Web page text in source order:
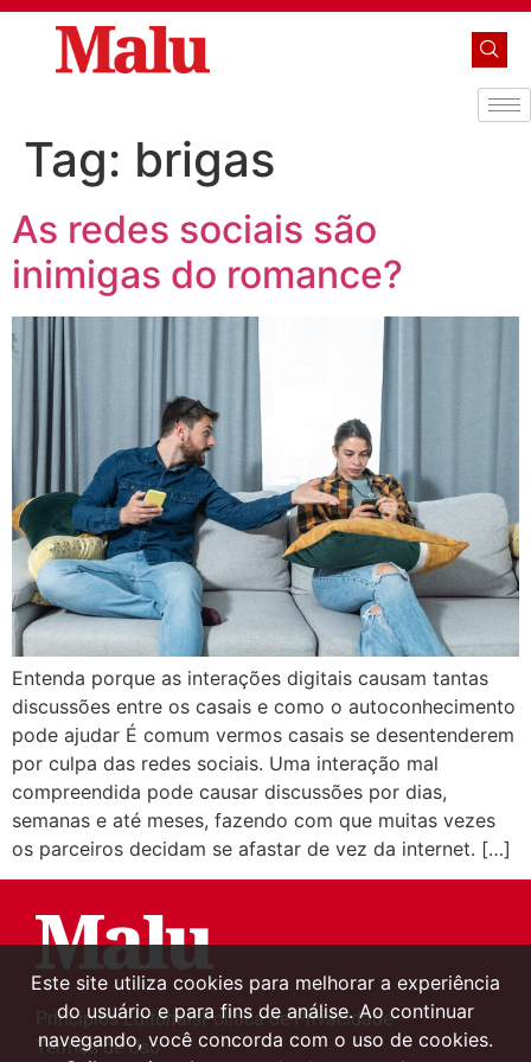
Tag: brigas
As redes sociais são
inimigas do romance?
Entenda porque as interações digitais causam tantas
discussões entre os casais e como o autoconhecimento
pode ajudar É comum vermos casais se desentenderem
por culpa das redes sociais. Uma interação mal
compreendida pode causar discussões por dias,
semanas e até meses, fazendo com que muitas vezes
os parceiros decidam se afastar de vez da internet. […]
Princípios EditoriaisPolítica de Privacidade
Termos de Uso
Este site utiliza cookies para melhorar a experiência
do usuário e para fins de análise. Ao continuar
navegando, você concorda com o uso de cookies.